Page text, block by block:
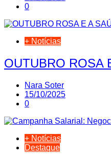
0
+ Notícias
OUTUBRO ROSA
Nara Soter
15/10/2025
0
+ Notícias
Destaque